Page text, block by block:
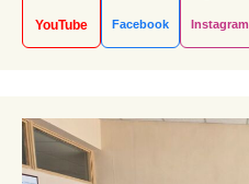
YouTube Facebook Instagram